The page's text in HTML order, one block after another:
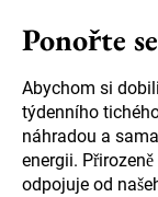
Ponořte
Abychom si
týdenního
náhradou a
energii.
odpojuje od